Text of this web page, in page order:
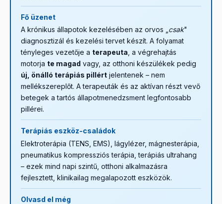
Fő üzenet
A krónikus állapotok kezelésében az orvos „csak"
diagnosztizál és kezelési tervet készít. A folyamat
tényleges vezetője a terapeuta, a végrehajtás
motorja te magad vagy, az otthoni készülékek pedig
új, önálló terápiás pillért jelentenek – nem
mellékszereplőt. A terapeuták és az aktívan részt vevő
betegek a tartós állapotmenedzsment legfontosabb
pillérei.
Terápiás eszköz-családok
Elektroterápia (TENS, EMS), lágylézer, mágnesterápia,
pneumatikus kompressziós terápia, terápiás ultrahang
– ezek mind napi szintű, otthoni alkalmazásra
fejlesztett, klinikailag megalapozott eszközök.
Olvasd el még